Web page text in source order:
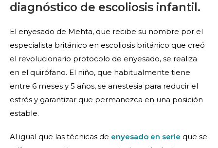
diagnóstico de escoliosis infantil.
El enyesado de Mehta, que recibe su nombre por el
especialista británico en escoliosis británico que creó
el revolucionario protocolo de enyesado, se realiza
en el quirófano. El niño, que habitualmente tiene
entre 6 meses y 5 años, se anestesia para reducir el
estrés y garantizar que permanezca en una posición
estable.
Al igual que las técnicas de enyesado en serie que se